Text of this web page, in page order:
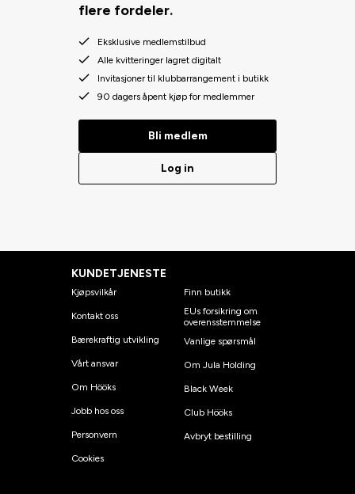
flere fordeler.
Eksklusive medlemstilbud
Alle kvitteringer lagret digitalt
Invitasjoner til klubbarrangement i butikk
90 dagers åpent kjøp for medlemmer
Bli medlem
Log in
KUNDETJENESTE
Kjøpsvilkår
Kontakt oss
Bærekraftig utvikling
Vårt ansvar
Om Hööks
Jobb hos oss
Personvern
Cookies
Finn butikk
EUs forsikring om
overensstemmelse
Vanlige spørsmål
Om Jula Holding
Black Week
Club Hööks
Avbryt bestilling